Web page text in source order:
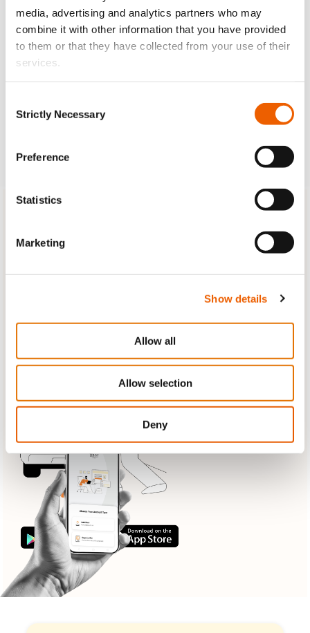
media, advertising and analytics partners who may
combine it with other information that you have provided
to them or that they have collected from your use of their
services.
Selection
Strictly Necessary
Preference
Statistics
Marketing
Show details
Allow all
Allow selection
Deny
Με το MyTrust έχετε πρόσβαση σε όλα οσα χρειάζεστε,
Όλη η διαχείριση της αίτησης σας, σε ενα
σημείο
Παρακολούθηση εξέλιξης σε πραγματικό χρόνο
Άμεση ενημέρωση για την υπόθεσή σας
ΥΠΟΒΟΛΗ ΑΠΑΙΤΗΣΗΣ